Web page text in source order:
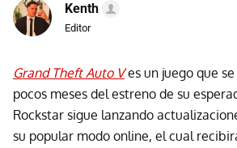
Kenth
Editor
Grand Theft Auto Ves un juego que
pocos meses del estreno de su
Rockstar sigue lanzando
su popular modo online, el cual